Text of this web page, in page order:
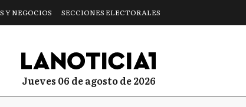
Y NEGOCIOS SECCIONES ELECTORALES
jueves 06 de agosto de 2026